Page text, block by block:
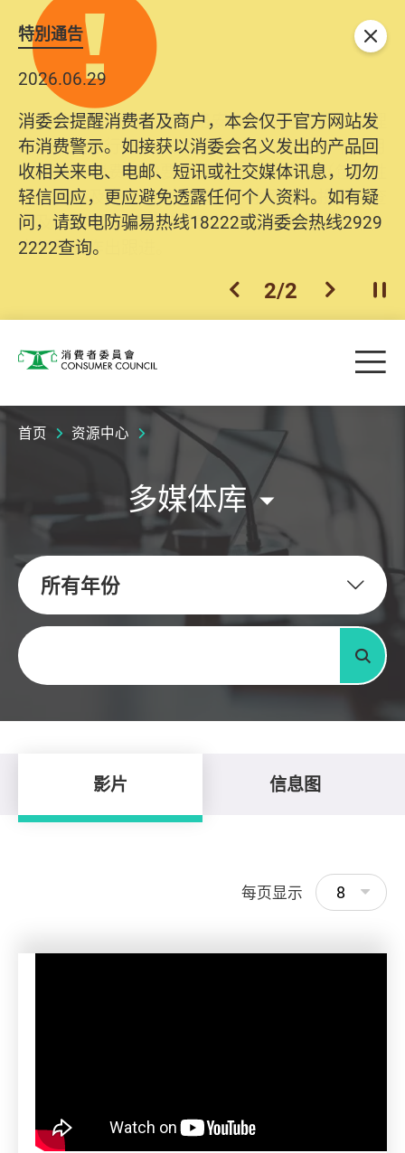
特別通告
2026.06.29
消委会提醒消费者及商户，本会仅于官方网站发
布消费警示。如接获以消委会名义发出的产品回
收相关来电、电邮、短讯或社交媒体讯息，切勿
轻信回应，更应避免透露任何个人资料。如有疑
问，请致电防骗易热线18222或消委会热线2929
2222查询。
2025.10.31
为提升使用者体验及网络安全，本会的投诉处理
系统已经进行升级及推出新功能。由2025年11月
10日起，消费者需要提供基本联络资料（包括姓
名、电邮及电话）注册帐户，才可提交投诉、查
询及建议。所有提交纪录将清晰整合于帐户中，
方便日后作出跟进。
上一个
2/2 下一个开
关闭
消费者委员会 目
首页 资源中心
多媒体库
所有年份
关键字
搜寻
影片 信息图
每页显示 8